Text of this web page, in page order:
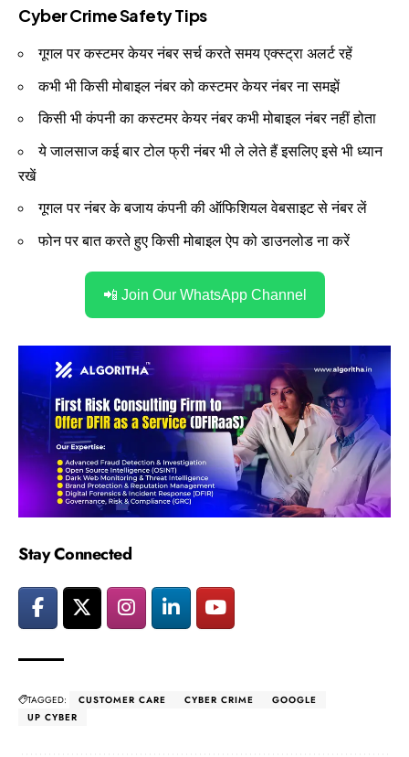
Cyber Crime Safety Tips
गूगल पर कस्टमर केयर नंबर सर्च करते समय एक्स्ट्रा अलर्ट रहें
कभी भी किसी मोबाइल नंबर को कस्टमर केयर नंबर ना समझें
किसी भी कंपनी का कस्टमर केयर नंबर कभी मोबाइल नंबर नहीं होता
ये जालसाज कई बार टोल फ्री नंबर भी ले लेते हैं इसलिए इसे भी ध्यान
रखें
गूगल पर नंबर के बजाय कंपनी की ऑफिशियल वेबसाइट से नंबर लें
फोन पर बात करते हुए किसी मोबाइल ऐप को डाउनलोड ना करें
📲 Join Our WhatsApp Channel
Stay Connected
TAGGED: CUSTOMER CARE CYBER CRIME
GOOGLE
UP CYBER